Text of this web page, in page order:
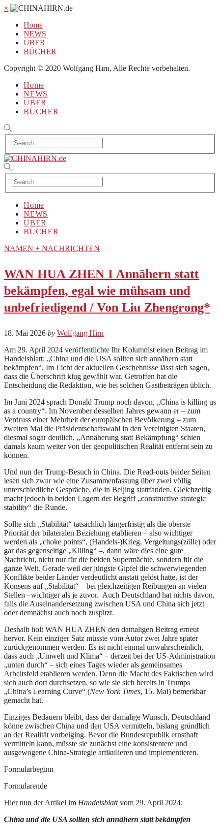
×
Home
NEWS
ÜBER
BÜCHER
Copyright © 2020 Wolfgang Hirn, Alle Rechte vorbehalten.
Home
NEWS
ÜBER
BÜCHER
Home
NEWS
ÜBER
BÜCHER
NAMEN + NACHRICHTEN
WAN HUA ZHEN I Annähern statt
bekämpfen, egal wie mühsam und
unbefriedigend / Von Liu Zhengrong*
18. Mai 2026 by Wolfgang Hirn
Am 29. April 2024 veröffentlichte Ihr Kolumnist einen Beitrag im
Handelsblatt: „China und die USA sollten sich annähern statt
bekämpfen“. Im Licht der aktuellen Geschehnisse lässt sich sagen,
dass die Überschrift klug gewählt war. Getroffen hat die
Entscheidung die Redaktion, wie bei solchen Gastbeiträgen üblich.
Im Juni 2024 sprach Donald Trump noch davon, „China is killing us
as a country“. Im November desselben Jahres gewann er – zum
Verdruss einer Mehrheit der europäischen Bevölkerung – zum
zweiten Mal die Präsidentschaftswahl in den Vereinigten Staaten,
diesmal sogar deutlich. „Annäherung statt Bekämpfung“ schien
damals kaum weiter von der geopolitischen Realität entfernt sein zu
können.
Und nun der Trump-Besuch in China. Die Read-outs beider Seiten
lesen sich zwar wie eine Zusammenfassung über zwei völlig
unterschiedliche Gespräche, die in Beijing stattfanden. Gleichzeitig
macht jedoch in beiden Lagern der Begriff „constructive strategic
stability“ die Runde.
Sollte sich „Stabilität“ tatsächlich längerfristig als die oberste
Priorität der bilateralen Beziehung etablieren – also wichtiger
werden als „choke points“, (Handels-)Krieg, Vergeltungs(zölle) oder
gar das gegenseitige „Killing“ –, dann wäre dies eine gute
Nachricht, nicht nur für die beiden Supermächte, sondern für die
ganze Welt. Gerade weil der jüngste Gipfel die schwerwiegenden
Konflikte beider Länder verdeutlicht anstatt gelöst hatte, ist der
Konsens auf „Stabilität“ – bei gleichzeitigen Reibungen an vielen
Stellen –wichtiger als je zuvor. Auch Deutschland hat nichts davon,
falls die Auseinandersetzung zwischen USA und China sich jetzt
oder demnächst auch noch zuspitzt.
Deshalb holt WAN HUA ZHEN den damaligen Beitrag erneut
hervor. Kein einziger Satz müsste vom Autor zwei Jahre später
zurückgenommen werden. Es ist nicht einmal unwahrscheinlich,
dass auch „Umwelt und Klima“ – derzeit bei der US-Administration
„unten durch“ – sich eines Tages wieder als gemeinsames
Arbeitsfeld etablieren werden. Denn die Macht des Faktischen wird
sich auch dort durchsetzen, so wie sie sich bereits in Trumps
„China’s Learning Curve“ (New York Times, 15. Mai) bemerkbar
gemacht hat.
Einziges Bedauern bleibt, dass der damalige Wunsch, Deutschland
könne zwischen China und den USA vermitteln, bislang gründlich
an der Realität vorbeiging. Bevor die Bundesrepublik ernsthaft
vermitteln kann, müsste sie zunächst eine konsistentere und
ausgewogene China-Strategie artikulieren und implementieren.
Formularbeginn
Formularende
Hier nun der Artikel im Handelsblattvom 29. April 2024:
China und die USA sollten sich annähern statt bekämpfen